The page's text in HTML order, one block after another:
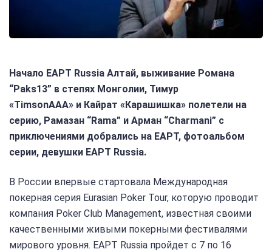
Начало EAPT Russia Алтай, выживание Романа
“Paks13” в степях Монголии, Тимур
«TimsonAAA» и Кайрат «Карашишка» полетели на
серию, Рамазан “Rama” и Арман “Charmani” с
приключениями добрались на ЕАРТ, фотоальбом
серии, девушки EAPT Russia.
В России впервые стартовала Международная
покерная серия Eurasian Poker Tour, которую проводит
компания Poker Club Management, известная своими
качественными живыми покерными фестивалями
мирового уровня. EAPT Russia пройдет с 7 по 16